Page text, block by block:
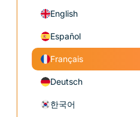
English
Español
Français
Deutsch
한국어